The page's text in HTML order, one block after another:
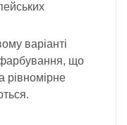
варіанті
що
рівномірне